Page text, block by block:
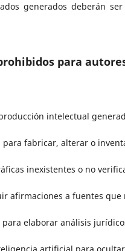
generados deberán
para
intelectual
fabricar, alterar o
inexistentes o no
afirmaciones a fuentes que
elaborar análisis